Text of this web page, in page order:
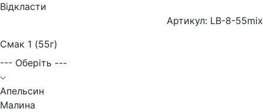
Відкласти
Артикул: LB-8-55mix
Смак 1 (55г)
--- Оберіть ---
Апельсин
Малина